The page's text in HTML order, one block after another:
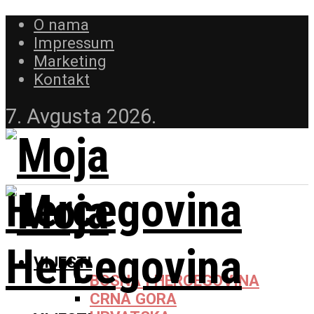
O nama
Impressum
Marketing
Kontakt
7. Avgusta 2026.
VIJESTI
BOSNA I HERCEGOVINA
CRNA GORA